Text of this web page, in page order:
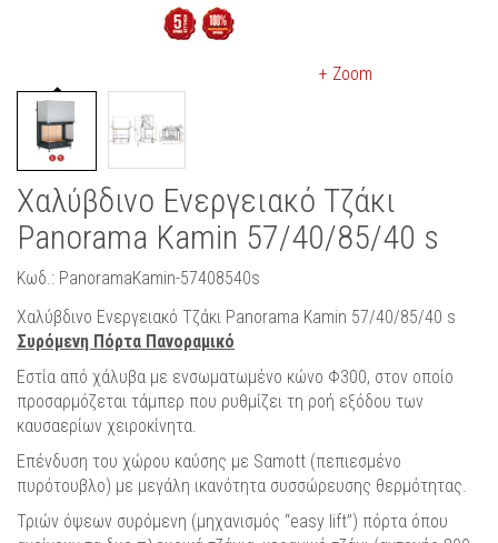
+ Zoom
Χαλύβδινο Ενεργειακό Τζάκι
Panorama Kamin 57/40/85/40 s
Κωδ.: PanoramaKamin-57408540s
Χαλύβδινο Ενεργειακό Τζάκι Panorama Kamin 57/40/85/40 s
Συρόμενη Πόρτα Πανοραμικό
Eστία από χάλυβα με ενσωματωμένο κώνο Φ300, στον οποίο
προσαρμόζεται τάμπερ που ρυθμίζει τη ροή εξόδου των
καυσαερίων χειροκίνητα.
Επένδυση του χώρου καύσης με Sαmott (πεπιεσμένο
πυρότουβλο) με μεγάλη ικανότητα συσσώρευσης θερμότητας.
Τριών όψεων συρόμενη (μηχανισμός “easy lift”) πόρτα όπου